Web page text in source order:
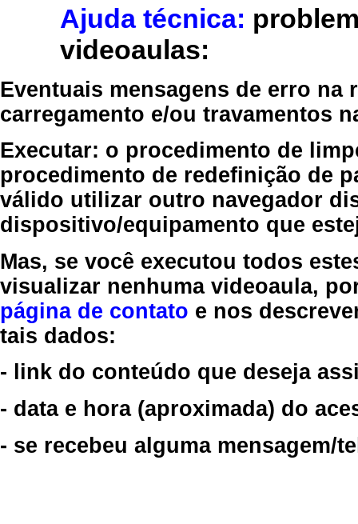
Ajuda técnica:
videoaulas:
Eventuais mensagens de erro
carregamento e/ou travamentos
Executar: o procedimento de
procedimento de redefinição de
válido utilizar outro navegador
dispositivo/equipamento que
Mas, se você executou todos
visualizar nenhuma videoaula,
página de contato e nos
tais dados:
- link do conteúdo que deseja
- data e hora (aproximada) do
- se recebeu alguma mensagem/